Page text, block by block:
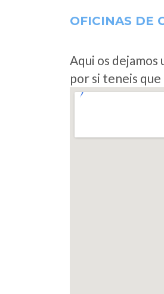
OFICINAS DE
Aqui os dejamos
por si teneis